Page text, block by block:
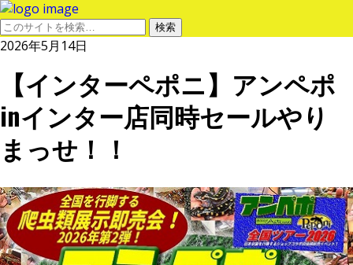
2026年5月14日
【インターペポニ】アンペポ
inインター店同時セールやり
まっせ！！